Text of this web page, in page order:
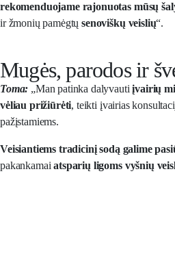
rekomenduojame rajonuotas mūsų
ir žmonių pamėgtųsenoviškų veislių“.
Mugės, parodos ir
Toma: „Man patinka dalyvautiįvairių
vėliau prižiūrėti, teikti įvairias
pažįstamiems.
Veisiantiems tradicinį sodą galime
pakankamaiatsparių ligoms vyšnių